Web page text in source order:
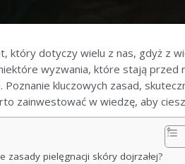
który dotyczy wielu z nas, gdyż z
wyzwania, które stają przed
kluczowych zasad,
zainwestować w wiedzę, aby
zasady pielęgnacji skóry dojrzałej?